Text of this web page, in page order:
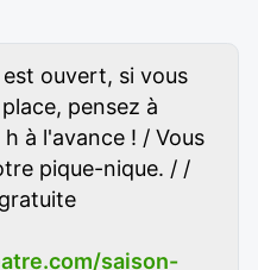
est ouvert, si vous
pensez à
à l'avance ! / Vous
pique-nique. / /
saison-